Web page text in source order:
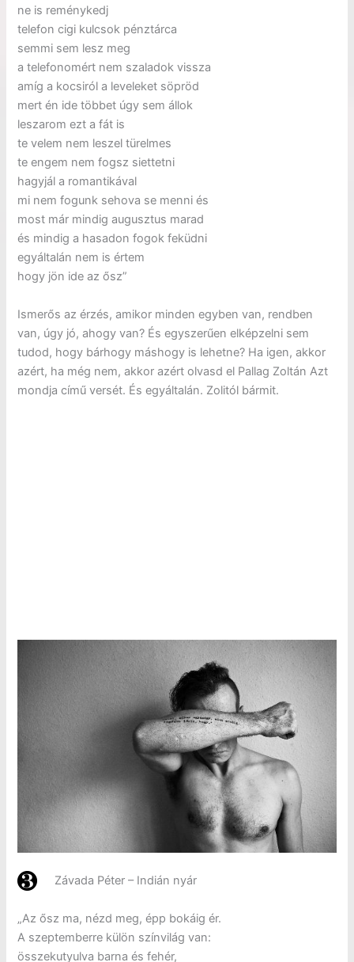
ne is reménykedj
telefon cigi kulcsok pénztárca
semmi sem lesz meg
a telefonomért nem szaladok vissza
amíg a kocsiról a leveleket söpröd
mert én ide többet úgy sem állok
leszarom ezt a fát is
te velem nem leszel türelmes
te engem nem fogsz siettetni
hagyjál a romantikával
mi nem fogunk sehova se menni és
most már mindig augusztus marad
és mindig a hasadon fogok feküdni
egyáltalán nem is értem
hogy jön ide az ősz”
Ismerős az érzés, amikor minden egyben van, rendben
van, úgy jó, ahogy van? És egyszerűen elképzelni sem
tudod, hogy bárhogy máshogy is lehetne? Ha igen, akkor
azért, ha még nem, akkor azért olvasd el Pallag Zoltán Azt
mondja című versét. És egyáltalán. Zolitól bármit.
Závada Péter – Indián nyár
„Az ősz ma, nézd meg, épp bokáig ér.
A szeptemberre külön színvilág van:
összekutyulva barna és fehér,